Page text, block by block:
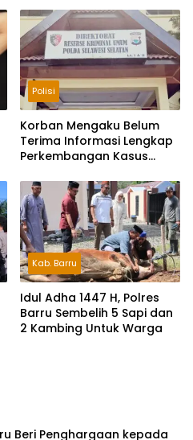
Polisi
Korban Mengaku Belum
Terima Informasi Lengkap
Perkembangan Kasus
Juta
Kab. Barru
Idul Adha 1447 H, Polres
Barru Sembelih 5 Sapi dan
2 Kambing Untuk Warga
Beri Penghargaan kepada